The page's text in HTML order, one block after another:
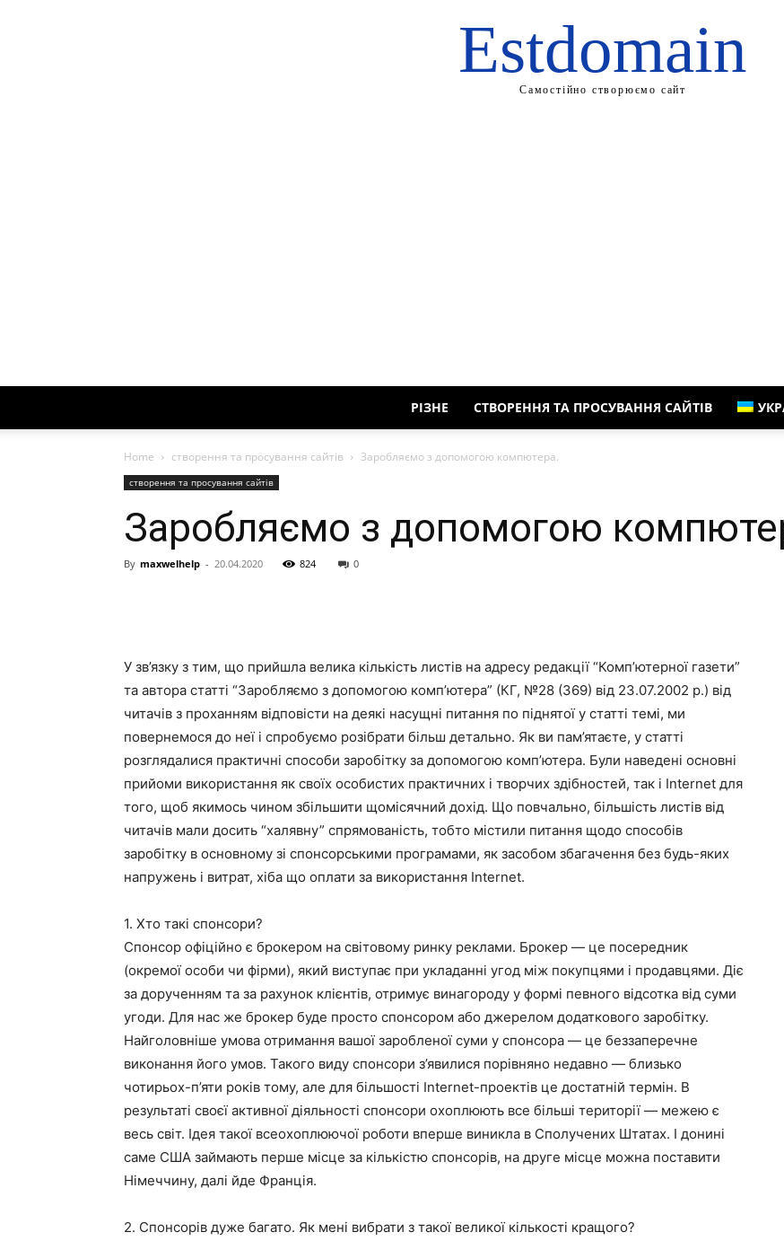
Estdomain
Самостійно створюємо сайт
РІЗНЕ СТВОРЕННЯ ТА ПРОСУВАННЯ САЙТІВ
Home створення та просування сайтів Заробляємо з допомогою компютера.
створення та просування сайтів
Заробляємо з допомогою
By maxwelhelp - 20.04.2020 824 0
У зв’язку з тим, що прийшла велика кількість листів на адресу редакції “Комп’ютерної газети”
та автора статті “Заробляємо з допомогою комп’ютера” (КГ, №28 (369) від 23.07.2002 р.) від
читачів з проханням відповісти на деякі насущні питання по піднятої у статті темі, ми
повернемося до неї і спробуємо розібрати більш детально. Як ви пам’ятаєте, у статті
розглядалися практичні способи заробітку за допомогою комп’ютера. Були наведені основні
прийоми використання як своїх особистих практичних і творчих здібностей, так і Internet для
того, щоб якимось чином збільшити щомісячний дохід. Що повчально, більшість листів від
читачів мали досить “халявну” спрямованість, тобто містили питання щодо способів
заробітку в основному зі спонсорськими програмами, як засобом збагачення без будь-яких
напружень і витрат, хіба що оплати за використання Internet.
1. Хто такі спонсори?
Спонсор офіційно є брокером на світовому ринку реклами. Брокер — це посередник
(окремої особи чи фірми), який виступає при укладанні угод між покупцями і продавцями. Діє
за дорученням та за рахунок клієнтів, отримує винагороду у формі певного відсотка від суми
угоди. Для нас же брокер буде просто спонсором або джерелом додаткового заробітку.
Найголовніше умова отримання вашої заробленої суми у спонсора — це беззаперечне
виконання його умов. Такого виду спонсори з’явилися порівняно недавно — близько
чотирьох-п’яти років тому, але для більшості Internet-проектів це достатній термін. В
результаті своєї активної діяльності спонсори охоплюють все більші території — межею є
весь світ. Ідея такої всеохоплюючої роботи вперше виникла в Сполучених Штатах. І донині
саме США займають перше місце за кількістю спонсорів, на друге місце можна поставити
Німеччину, далі йде Франція.
2. Спонсорів дуже багато. Як мені вибрати з такої великої кількості кращого?